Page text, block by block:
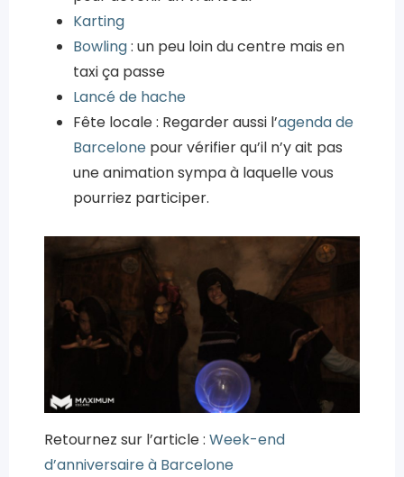
Karting
Bowling: un peu loin du centre mais en
taxi ça passe
Lancé de hache
Fête locale : Regarder aussi l’agenda de
Barcelonepour vérifier qu’il n’y ait pas
une animation sympa à laquelle vous
pourriez participer.
Retournez sur l’article : Week-end
d’anniversaire à Barcelone